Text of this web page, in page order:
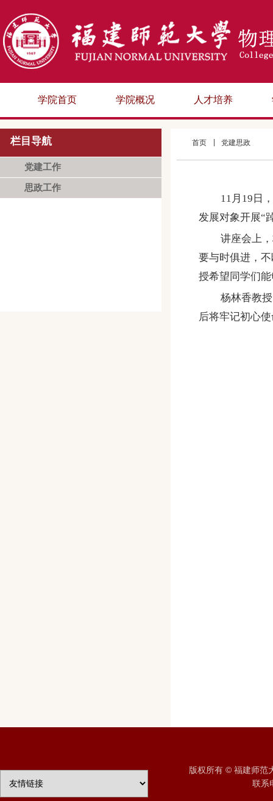
学院首页 学院概况 人才培养
首页 党建思政
11 月 19 日
发展对象开展“
讲座会上
要与时俱进，
授希望同学们
杨林香教
后将牢记初心
栏目导航
党建工作
思政工作
版权所有 © 福建师范
联系